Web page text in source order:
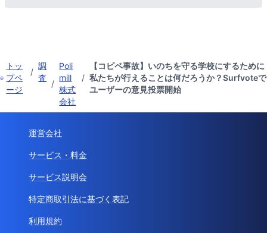
トッ
プペ
ージ
/
調
査
/
Poli
mill
株式
会社
/
【コピペ事故】いのちを守る学校にするために
私たちが行えることは何だろうか？Surfvoteで
ユーザーの意見投票開始
運営会社
サービス・料金
サービス説明会
特定商取引法に基づく表記
利用規約